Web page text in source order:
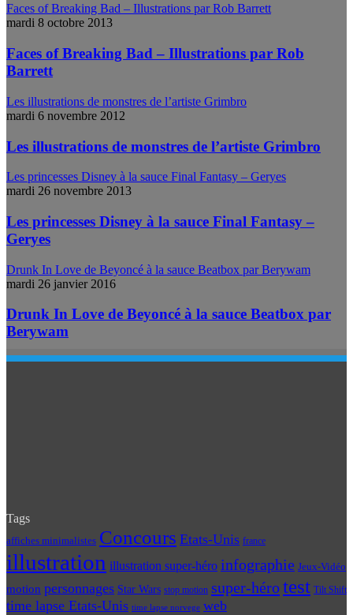
Faces of Breaking Bad – Illustrations par Rob Barrett
mardi 8 octobre 2013
Faces of Breaking Bad – Illustrations par Rob
Barrett
Les illustrations de monstres de l’artiste Grimbro
mardi 6 novembre 2012
Les illustrations de monstres de l’artiste Grimbro
Les princesses Disney à la sauce Final Fantasy – Geryes
mardi 26 novembre 2013
Les princesses Disney à la sauce Final Fantasy –
Geryes
Drunk In Love de Beyoncé à la sauce Beatbox par Berywam
mardi 26 janvier 2016
Drunk In Love de Beyoncé à la sauce Beatbox par
Berywam
Tags
affiches minimalistes Concours Etats-Unis france
illustration illustration super-héro infographie Jeux-Vidéo
motion personnages Star Wars stop motion super-hérotest Tilt Shift
time lapse Etats-Unis time lapse norvege web